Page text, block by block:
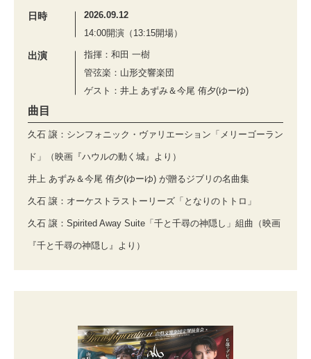
日時
2026.09.12
14:00開演（13:15開場）
出演
指揮：和田 一樹
管弦楽：山形交響楽団
ゲスト：井上 あずみ＆今尾 侑夕(ゆーゆ)
曲目
久石 譲：シンフォニック・ヴァリエーション「メリーゴーラン
ド」（映画『ハウルの動く城』より）
井上 あずみ＆今尾 侑夕(ゆーゆ) が贈るジブリの名曲集
久石 譲：オーケストラストーリーズ「となりのトトロ」
久石 譲：Spirited Away Suite「千と千尋の神隠し」組曲（映画
『千と千尋の神隠し』より）